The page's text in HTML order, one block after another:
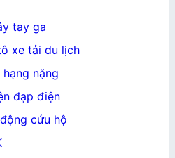
tay ga
xe tải du lịch
nặng
đạp điện
cứu hộ